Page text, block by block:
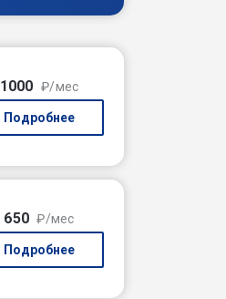
1000 ₽/мес
Подробнее
650 ₽/мес
Подробнее